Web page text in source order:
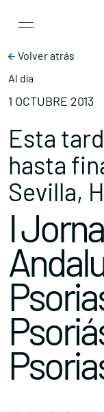
Main
Volver atrás
Al día
1 OCTUBRE 2013
Esta
hasta
Sevilla,
I